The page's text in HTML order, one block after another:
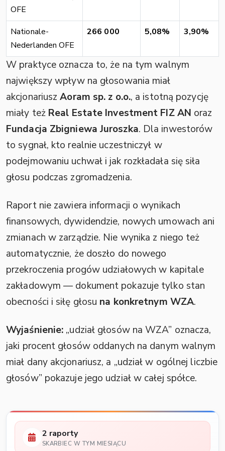
OFE
Nationale-
Nederlanden OFE
266 000 5,08% 3,90%
W praktyce oznacza to, że na tym walnym
największy wpływ na głosowania miał
akcjonariuszAoram sp. z o.o., a istotną pozycję
miały też Real Estate Investment FIZ AN oraz
Fundacja Zbigniewa Juroszka. Dla inwestorów
to sygnał, kto realnie uczestniczył w
podejmowaniu uchwał i jak rozkładała się siła
głosu podczas zgromadzenia.
Raport nie zawiera informacji o wynikach
finansowych, dywidendzie, nowych umowach ani
zmianach w zarządzie. Nie wynika z niego też
automatycznie, że doszło do nowego
przekroczenia progów udziałowych w kapitale
zakładowym — dokument pokazuje tylko stan
obecności i siłę głosu na konkretnym WZA.
Wyjaśnienie: „udział głosów na WZA” oznacza,
jaki procent głosów oddanych na danym walnym
miał dany akcjonariusz, a „udział w ogólnej liczbie
głosów” pokazuje jego udział w całej spółce.
2 raporty
SKARBIEC W TYM MIESIĄCU